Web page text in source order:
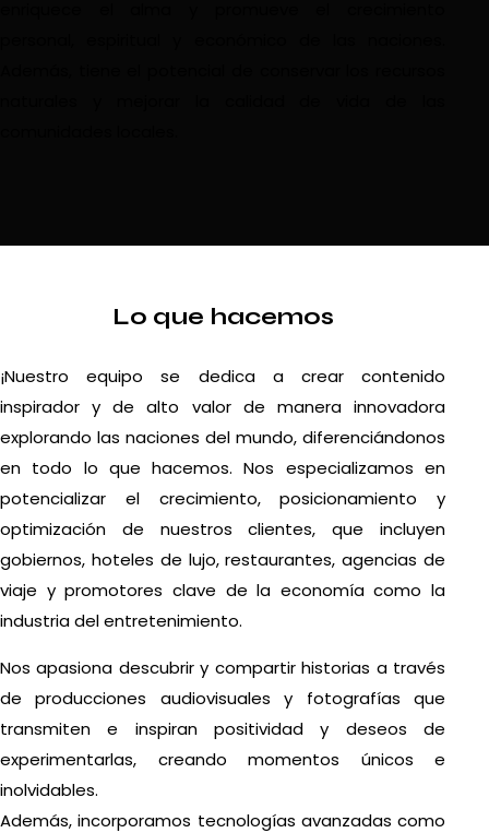
Lo que hacemos
¡Nuestro equipo se dedica a crear contenido
inspirador y de alto valor de manera innovadora
explorando las naciones del mundo, diferenciándonos
en todo lo que hacemos. Nos especializamos en
potencializar el crecimiento, posicionamiento y
optimización de nuestros clientes, que incluyen
gobiernos, hoteles de lujo, restaurantes, agencias de
viaje y promotores clave de la economía como la
industria del entretenimiento.
Nos apasiona descubrir y compartir historias a través
de producciones audiovisuales y fotografías que
transmiten e inspiran positividad y deseos de
experimentarlas, creando momentos únicos e
inolvidables.
Además, incorporamos tecnologías avanzadas como